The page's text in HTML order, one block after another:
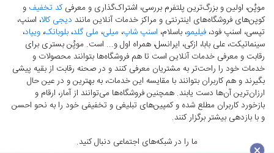
موپُن، اولین و بزرگ‌ترین پلتفرم بررسی، اشتراک‌گذاری و معرفیکد تخفیف و
کوپن‌های فروشگاه‌های اینترنتی و مراکز خدمات آنلاین مانند دیجی کالا، اسنپ،
تپسی، اسنپ فود، فیلیمو، باسلام، اسنپ شاپ، میلی، ملی گلد، بلوبانک، ویپاد،
سینماتیکت، علی بابا، ازکی، ایرانسل، همراه اول و... است. موپُن بستری برای
رقابت و معرفی خدمات آنلاین است تا هم فروشگاه‌ها بتوانند محصولات و
خدمات خود را راحت‌تر به مشتریان معرفی کنند و در صحنه رقابت از بقیه پیشی
بگیرند و هم کاربران بتوانند با مقایسه این خدمات، به بهترین و در عین حال
ارزان‌ترین آن‌ها دست‌ یابند. همچنین فروشگاه‌ها می‌توانند از آمار، ارقام و
بازخورد کاربران مطلع شده و کمپین‌های تبلیغی و تخفیفی خود را به نحو احسن
و با بازدهی بیشتر برگزار کنند.
ما را در شبکه‌های اجتماعی دنبال کنید.